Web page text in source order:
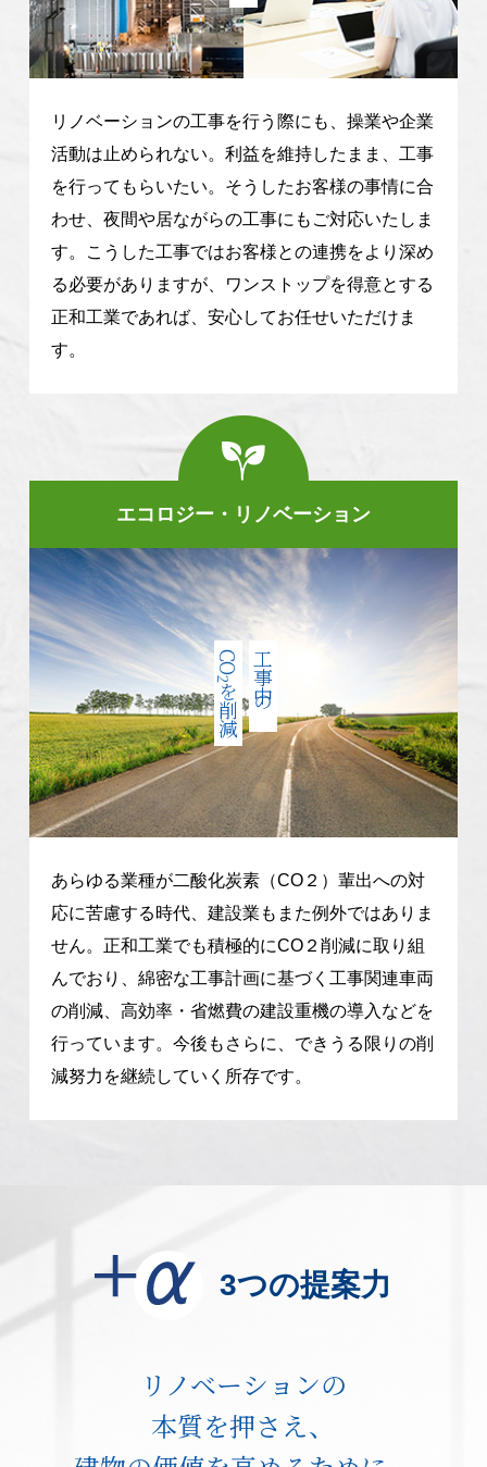
リノベーションの工事を行う際にも、操業や企業
活動は止められない。利益を維持したまま、工事
を行ってもらいたい。そうしたお客様の事情に合
わせ、夜間や居ながらの工事にもご対応いたしま
す。こうした工事ではお客様との連携をより深め
る必要がありますが、ワンストップを得意とする
正和工業であれば、安心してお任せいただけま
す。
エコロジー・リノベーション
工事中の
CO
2
を削減
あらゆる業種が二酸化炭素（CO２）輩出への対
応に苦慮する時代、建設業もまた例外ではありま
せん。正和工業でも積極的にCO２削減に取り組
んでおり、綿密な工事計画に基づく工事関連車両
の削減、高効率・省燃費の建設重機の導入などを
行っています。今後もさらに、できうる限りの削
減努力を継続していく所存です。
3つの提案力
リノベーションの
本質を押さえ、